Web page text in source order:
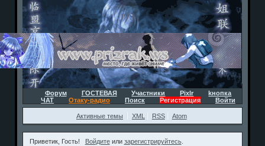
Форум ГОСТЕВАЯ Участники Pixlr
kнопка
ЧАТ
Отаку-радио Поиск Регистрация Войти
Активные темы XML RSS Atom
Приветик, Гость! Войдитеили зарегистрируйтесь.